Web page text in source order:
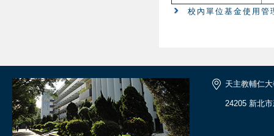
校內單位基金使用管
天主教輔仁
24205 新北